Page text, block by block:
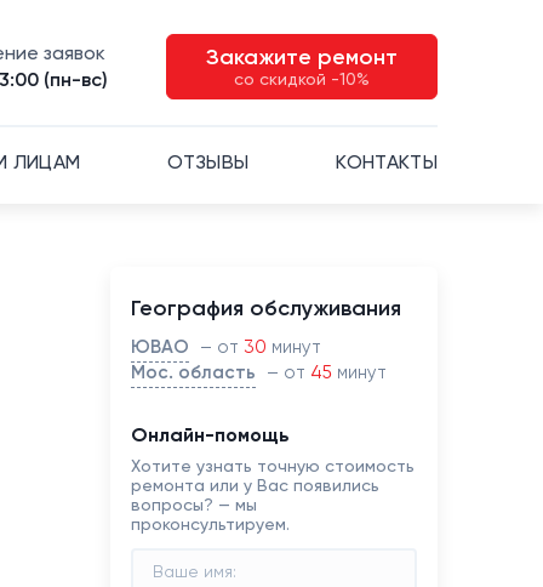
заявок
(пн-вс)
Закажите ремонт
со скидкой -10%
ЛИЦАМ ОТЗЫВЫ КОНТАКТЫ
География обслуживания
ЮВАО – от 30 минут
Мос. область
– от 45 минут
Онлайн-помощь
Хотите узнать точную стоимость
ремонта или у Вас появились
вопросы? — мы
проконсультируем.